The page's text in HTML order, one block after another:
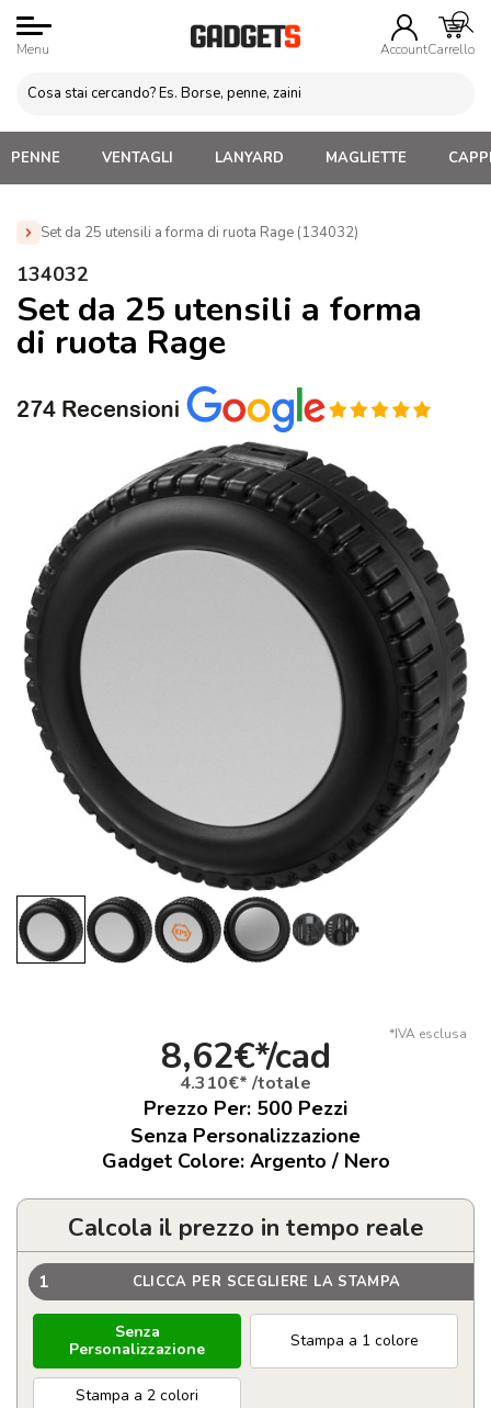
Menu AccountCarrello
PENNE VENTAGLI LANYARD MAGLIETTE
Set da 25 utensili a forma di ruota Rage (134032)
Home »
134032
Set da 25 utensili a forma
di ruota Rage
*IVA esclusa
8,62€*/cad
4.310€* /totale
Prezzo Per: 500 Pezzi
Senza Personalizzazione
Gadget Colore: Argento / Nero
Calcola il prezzo in tempo reale
1 CLICCA PER SCEGLIERE LA STAMPA
Senza
Personalizzazione
Stampa a 1 colore
Stampa a 2 colori